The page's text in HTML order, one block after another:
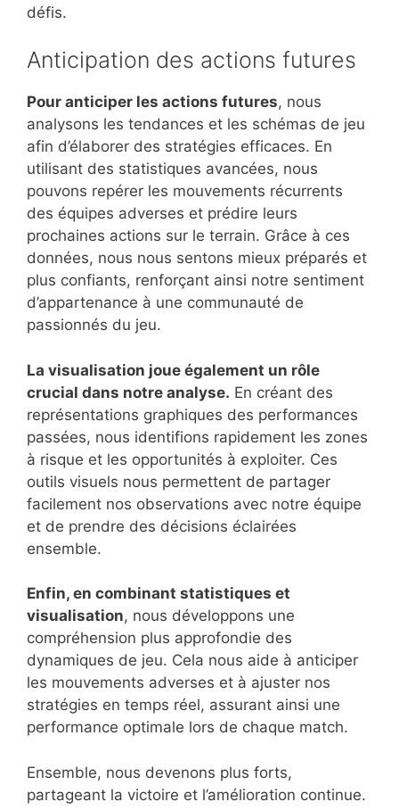
défis.
Anticipation des actions futures
Pour anticiper les actions futures, nous
analysons les tendances et les schémas de jeu
afin d’élaborer des stratégies efficaces. En
utilisant des statistiques avancées, nous
pouvons repérer les mouvements récurrents
des équipes adverses et prédire leurs
prochaines actions sur le terrain. Grâce à ces
données, nous nous sentons mieux préparés et
plus confiants, renforçant ainsi notre sentiment
d’appartenance à une communauté de
passionnés du jeu.
La visualisation joue également un rôle
crucial dans notre analyse. En créant des
représentations graphiques des performances
passées, nous identifions rapidement les zones
à risque et les opportunités à exploiter. Ces
outils visuels nous permettent de partager
facilement nos observations avec notre équipe
et de prendre des décisions éclairées
ensemble.
Enfin, en combinant statistiques et
visualisation, nous développons une
compréhension plus approfondie des
dynamiques de jeu. Cela nous aide à anticiper
les mouvements adverses et à ajuster nos
stratégies en temps réel, assurant ainsi une
performance optimale lors de chaque match.
Ensemble, nous devenons plus forts,
partageant la victoire et l’amélioration continue.